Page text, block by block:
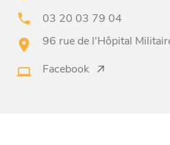
03 20 03 79 04
96 rue de l'Hôpital
Facebook